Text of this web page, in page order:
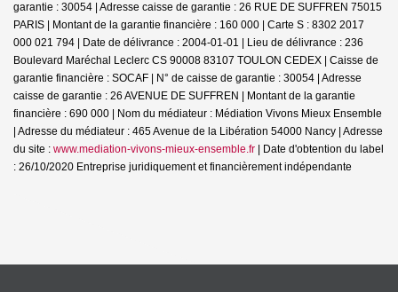
garantie : 30054 | Adresse caisse de garantie : 26 RUE DE SUFFREN 75015
PARIS | Montant de la garantie financière : 160 000 | Carte S : 8302 2017
000 021 794 | Date de délivrance : 2004-01-01 | Lieu de délivrance : 236
Boulevard Maréchal Leclerc CS 90008 83107 TOULON CEDEX | Caisse de
garantie financière : SOCAF | N° de caisse de garantie : 30054 | Adresse
caisse de garantie : 26 AVENUE DE SUFFREN | Montant de la garantie
financière : 690 000 | Nom du médiateur : Médiation Vivons Mieux Ensemble
| Adresse du médiateur : 465 Avenue de la Libération 54000 Nancy | Adresse
du site : www.mediation-vivons-mieux-ensemble.fr | Date d'obtention du label
: 26/10/2020 Entreprise juridiquement et financièrement indépendante